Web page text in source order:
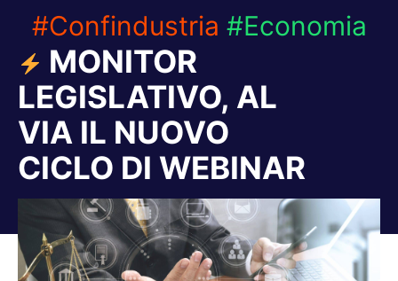
#Confindustria #Economia
MONITOR
LEGISLATIVO, AL
VIA IL NUOVO
CICLO DI WEBINAR
Tu sei qui: